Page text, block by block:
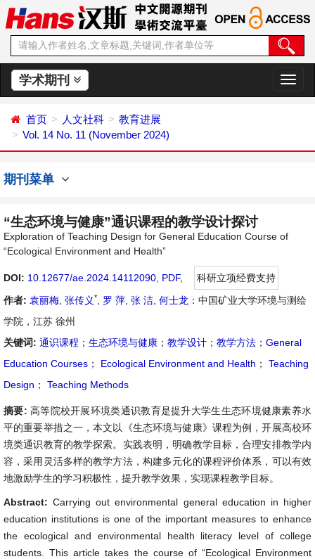
学术期刊
切
换
首页 人文社科
教育进展
Vol. 14 No. 11 (November 2024)
期刊菜单
“生态环境与健康”通识课程的教学设计探讨
Exploration of Teaching Design for General Education Course of
“Ecological Environment and Health”
DOI: 10.12677/ae.2024.14112090 PDF,
科研立项经费支持
作者: 袁丽梅 张传义* 罗 萍 张 洁 何士龙 ：中国矿业大学环境与测绘
学院，江苏 徐州
关键词: 通识课程 ； 生态环境与健康 ； 教学设计 ； 教学方法 ； General
Education Courses ； Ecological Environment and Health ；
Teaching
Design ； Teaching Methods
摘要: 高等院校开展环境类通识教育是提升大学生生态环境健康素养水
平的重要举措之一，本文以《生态环境与健康》课程为例，开展高校环
境类通识教育的教学探索。实践表明，明确教学目标，合理安排教学内
容，采用灵活多样的教学方法，构建多元化的课程评价体系，可以有效
地激励学生的学习积极性，提升教学效果，实现课程教学目标。
Abstract:Carrying out environmental general education in higher
education institutions is one of the important measures to enhance
the ecological and environmental health literacy level of college
students. This article takes the course of “Ecological Environment